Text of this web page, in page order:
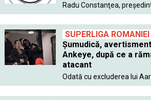
Radu Constanţea,
SUPERLIGA ROMANIEI
Şumudică,
Ankeye, după ce a
atacant
Odată cu excluderea lui